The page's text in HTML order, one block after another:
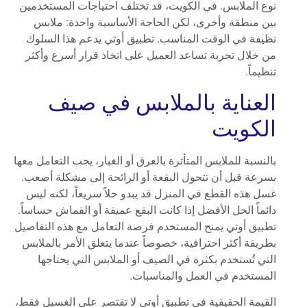
نوع الملابس. في الكويت، قد تختلف احتياجات المستخدمين
بين منطقة وأخرى، لكن الحاجة الأساسية واحدة: ملابس
نظيفة في الوقت المناسب. تطبيق أوتي يدعم هذا السلوك
من خلال تجربة تساعد العميل على اتخاذ قرار أسرع وأكثر
تنظيماً.
العناية بالملابس في صيف
الكويت
بالنسبة للملابس المتأثرة بالعرق أو الغبار، يجب التعامل معها
بسرعة قبل أن تتحول البقعة أو الرائحة إلى مشكلة أصعب.
غسل هذه القطع في المنزل قد يبدو حلاً سريعاً، لكنه ليس
دائماً الحل الأفضل إذا كانت البقع عميقة أو القماش حساساً.
تطبيق أوتي يمنح المستخدم فرصة التعامل مع هذه التفاصيل
بطريقة أكثر احترافية، خصوصاً عندما يتعلق الأمر بالملابس
التي تُستخدم بكثرة في الصيف أو الملابس التي يحتاجها
المستخدم في العمل والمناسبات.
القيمة الحقيقية في تطبيق أوتي لا تقتصر على الغسيل فقط،